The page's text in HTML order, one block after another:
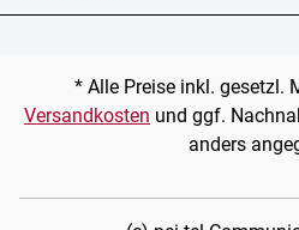
* Alle Preise inkl. gesetzl.
Versandkosten und ggf.
anders